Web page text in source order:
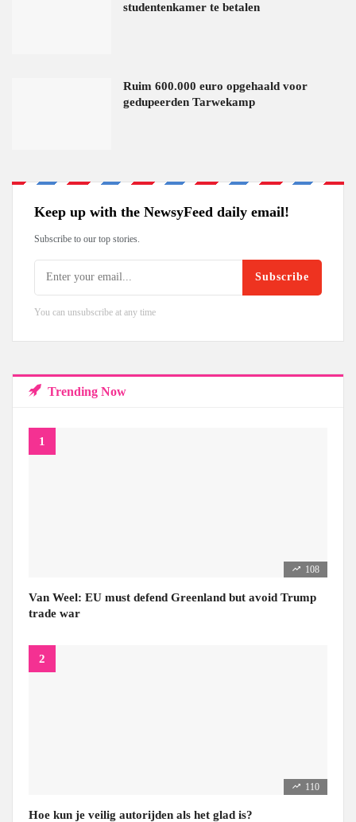
studentenkamer te betalen
Ruim 600.000 euro opgehaald voor
gedupeerden Tarwekamp
Keep up with the NewsyFeed daily email!
Subscribe to our top stories.
Subscribe
You can unsubscribe at any time
Trending Now
108
Van Weel: EU must defend Greenland but avoid Trump
trade war
110
Hoe kun je veilig autorijden als het glad is?